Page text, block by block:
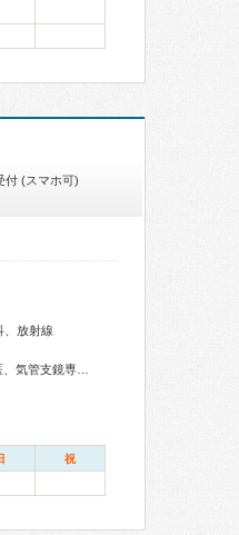
付 (スマホ可)
、放射線
祝